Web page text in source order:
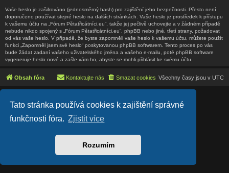
Tato stránka používá cookies k zajištění správné
funkčnosti fóra. Zjistit více
Rozumím
Vaše heslo je zašifrováno (jednosměrný hash) pro zajištění jeho bezpečnosti. Přesto není
doporučeno používat stejné heslo na dalších stránkách. Vaše heslo je prostředek k přístupu
k vašemu účtu na „Fórum Pětatřicátníci.eu“, takže jej pečlivě uchovejte a v žádném případě
nebude nikdo spojený s „Fórum Pětatřicátníci.eu“, phpBB nebo jiné, třetí strany, požadovat
od vás vaše heslo. V případě, že byste zapomněli vaše heslo k vašemu účtu, můžete použít
funkci „Zapomněl jsem své heslo“ poskytovanou phpBB softwarem. Tento proces po vás
bude žádat zadaní vašeho uživatelského jména a vašeho e-mailu, poté phpBB software
vygeneruje heslo nové a zašle vám ho, abyste se mohli přihlásit ke svému účtu.
Obsah fóra Všechny časy jsou v UTC
Smazat cookies
Kontaktujte nás
Co-Author: MannixMD
Český překlad –